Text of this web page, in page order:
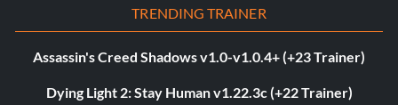
TRENDING TRAINER
Assassin's Creed Shadows v1.0-v1.0.4+ (+23 Trainer)
Dying Light 2: Stay Human v1.22.3c (+22 Trainer)